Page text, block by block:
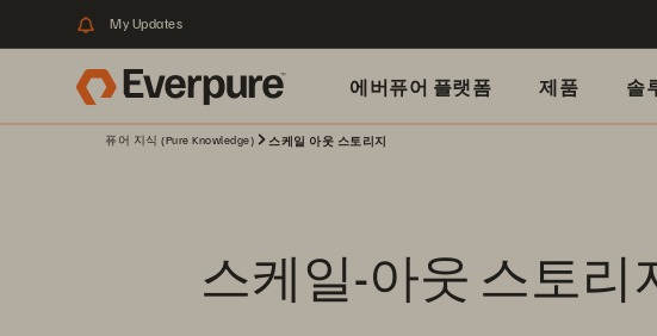
My Updates
에버퓨어 플랫폼 제품 솔
퓨어 지식 (Pure Knowledge) 스케일 아웃 스토리지
스케일-아웃 스토리